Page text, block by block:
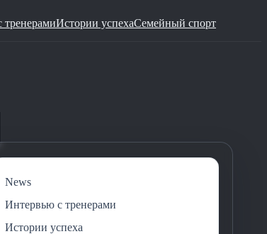
Истории успехаСемейный спорт
News
Интервью с тренерами
Истории успеха